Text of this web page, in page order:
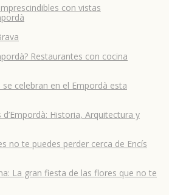
con vistas
Restaurantes con cocina
celebran en el Empordà esta
Historia, Arquitectura y
no te puedes perder cerca de Encís
La gran fiesta de las flores que no te